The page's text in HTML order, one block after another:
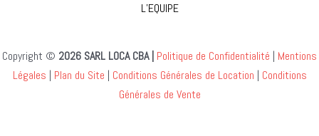
L’EQUIPE
Copyright © 2026 SARL LOCA CBA | Politique de Confidentialité | Mentions
Légales | Plan du Site | Conditions Générales de Location | Conditions
Générales de Vente